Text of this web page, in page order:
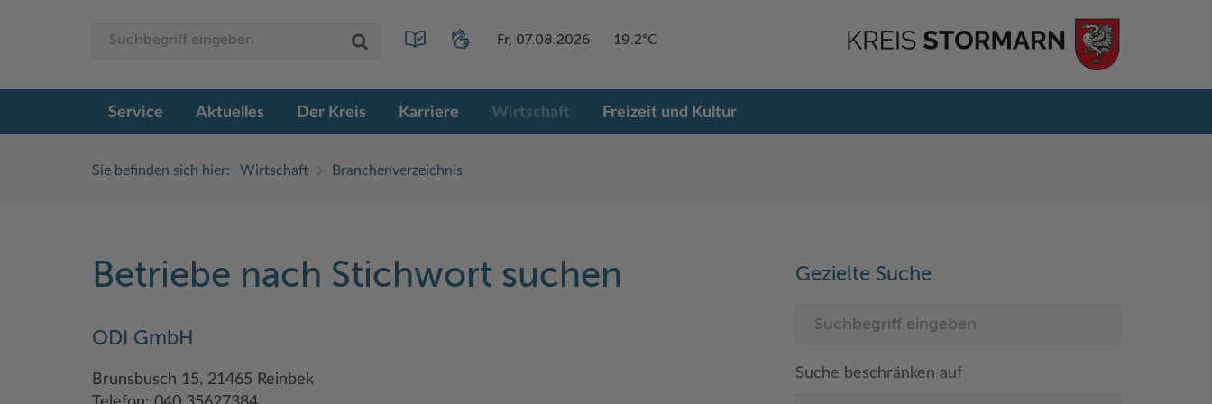
Fr, 07.08.2026 19.2°C
Service Aktuelles Der Kreis Karriere Wirtschaft Freizeit und Kultur
Sie befinden sich hier: Wirtschaft Branchenverzeichnis
Betriebe nach Stichwort suchen
ODI GmbH
Brunsbusch 15, 21465 Reinbek
Gezielte Suche
Suche beschränken auf